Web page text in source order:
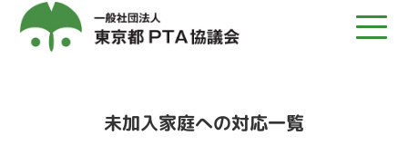
未加入家庭への対応一覧